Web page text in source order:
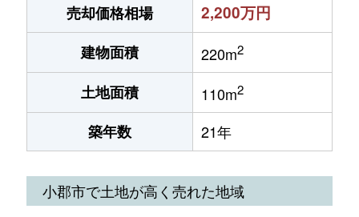
売却価格相場
2,200万円
建物面積 220m2
土地面積 110m2
築年数 21年
小郡市で土地が高く売れた地域